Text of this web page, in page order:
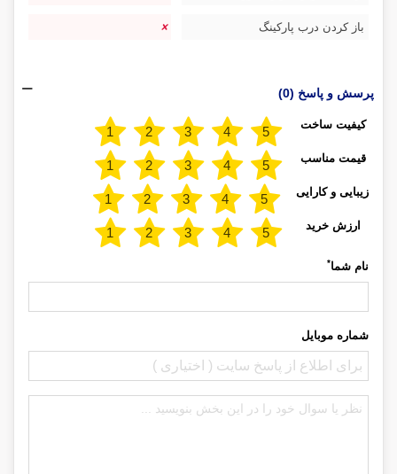
باز کردن درب پارکینگ
پرسش و پاسخ (0)
کیفیت ساخت
قیمت مناسب
زیبایی و کارایی
ارزش خرید
نام شما*
شماره موبایل